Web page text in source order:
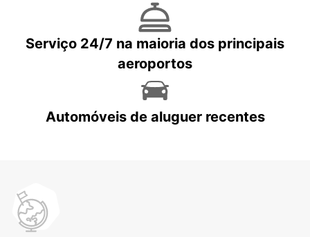
Serviço 24/7 na maioria dos principais
aeroportos
Automóveis de aluguer recentes